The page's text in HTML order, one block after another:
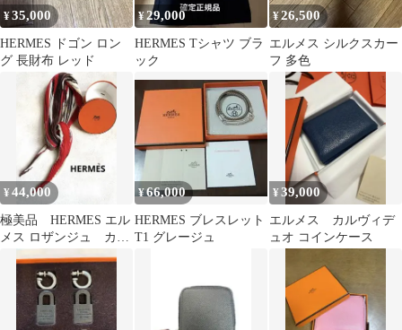
¥35,000
HERMES ドゴン ロン
グ 長財布 レッド
¥29,000
HERMES Tシャツ ブラ
ック
¥26,500
エルメス シルクスカー
フ 多色
¥44,000
極美品 HERMES エル
メス ロザンジュ カ
レ プリーツ スカー
フ 赤系 箱付
¥66,000
HERMES ブレスレット
T1 グレージュ
¥39,000
エルメス カルヴィデ
ュオ コインケース